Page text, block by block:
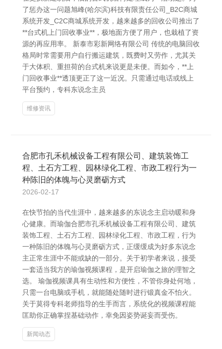
了惩办这一问题旭峰(哈尔滨)科技有限责任公司_B2C商城
系统开发_C2C商城系统开发，越来越多的回收公司推出了
**台式机上门回收事业**，极地面方便了用户，也栽植了资
源的再应用率。 新泰市彩新网络有限公司 传统的电脑回收
格局时常需要用户自行搬运建筑，既费时又劳作，尤其关
于大体积、重担荷的台式机来说更是未便。而如今，**上
门回收事业**透顶更正了这一近况。只需通过电话或线上
平台预约，专科东说念主员
维修资讯
合肥市孔禾机械设备工程有限公司、建筑装饰工
程、土石方工程、园林绿化工程、市政工程行为一
种陈旧的体魄与心灵磨砺方式
2026-02-17
在快节拍的当代生涯中，越来越多的东说念主启动暖和身
心健康。而瑜伽合肥市孔禾机械设备工程有限公司、建筑
装饰工程、土石方工程、园林绿化工程、市政工程，行为
一种陈旧的体魄与心灵磨砺方式，正缓缓成为好多东说念
主正常生涯中不能或缺的一部分。关于初学者来说，接受
一套适当我方的瑜伽视频课程，是开启瑜伽之旅的理智之
选。 瑜伽视频课具有生动性和方便性，不管你身处何地，
只需一台电脑或手机，就能随处随时进行锻真金不怕火。
关于莫得专科老师指导的生手而言，系统化的视频课程能
匡助你正确掌捏基础动作，幸免因姿势诞妄而受伤。
新闻动态